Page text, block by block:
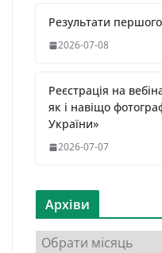
Результати
2026-07-08
Реєстрація на
як і навіщо
України»
2026-07-07
Архіви